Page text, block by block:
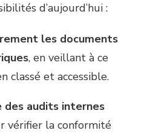
d’aujourd’hui :
les documents
, en veillant à ce
classé et accessible.
audits internes
vérifier la conformité